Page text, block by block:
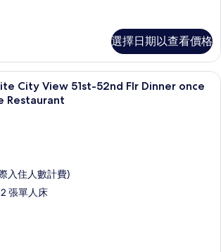
選擇日期以查看價格
1 間臥室、埃及棉床單、高級寢具、客
City View 51st-52nd Flr Dinner once
Restaurant
入住人數計費)
張單人床